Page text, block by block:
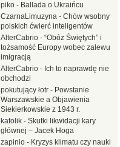
piko - Ballada o Ukraińcu
CzarnaLimuzyna - Chów wsobny
polskich ćwierć inteligentów
AlterCabrio - “Obóz Świętych” i
tożsamość Europy wobec zalewu
imigracją
AlterCabrio - Ich to naprawdę nie
obchodzi
pokutujący łotr - Powstanie
Warszawskie a Objawienia
Siekierkowskie z 1943 r.
katolik - Skutki likwidacji kary
głównej – Jacek Hoga
zapinio - Kryzys klimatu czy nauki